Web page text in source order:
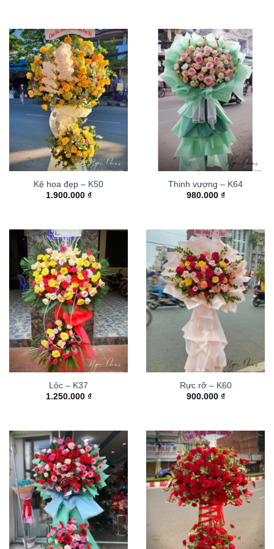
Kệ hoa đẹp – K50
1.900.000 ₫
Thinh vượng – K64
980.000 ₫
Lộc – K37
1.250.000 ₫
Rực rỡ – K60
900.000 ₫